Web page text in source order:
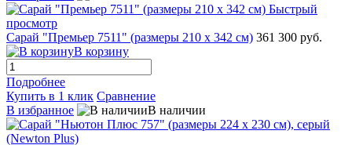
Быстрый
просмотр
Сарай "Премьер 7511" (размеры 210 х 342 см) 361 300 руб.
В корзину
Подробнее
Купить в 1 клик Сравнение
В избранное
В наличии